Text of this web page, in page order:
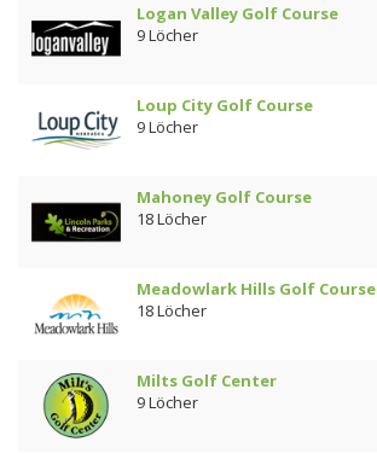
Logan Valley Golf Course
9 Löcher
Loup City Golf Course
9 Löcher
Mahoney Golf Course
18 Löcher
Meadowlark Hills Golf Course
18 Löcher
Milts Golf Center
9 Löcher